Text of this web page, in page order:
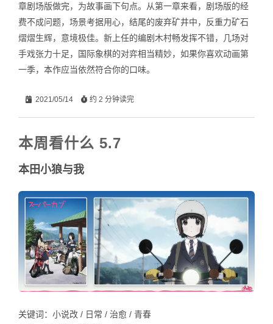
章剧场版做完，为故事画下句点。从第一章来看，剧场版的经
费不成问题，场景考据用心，结尾的废弃矿井中，反重力矿石
熠熠生辉，意境极佳。新上任的编剧木村畅发挥不错，几场对
手戏张力十足，国际象棋的对弈相当精妙，如果你喜欢动画第
一季，本作应当依然符合你的口味。
2021/05/14 约 2 分钟读完
本周看什么 5.7
本田小狼与我
关键词：小说改 / 日常 / 治愈 / 青春